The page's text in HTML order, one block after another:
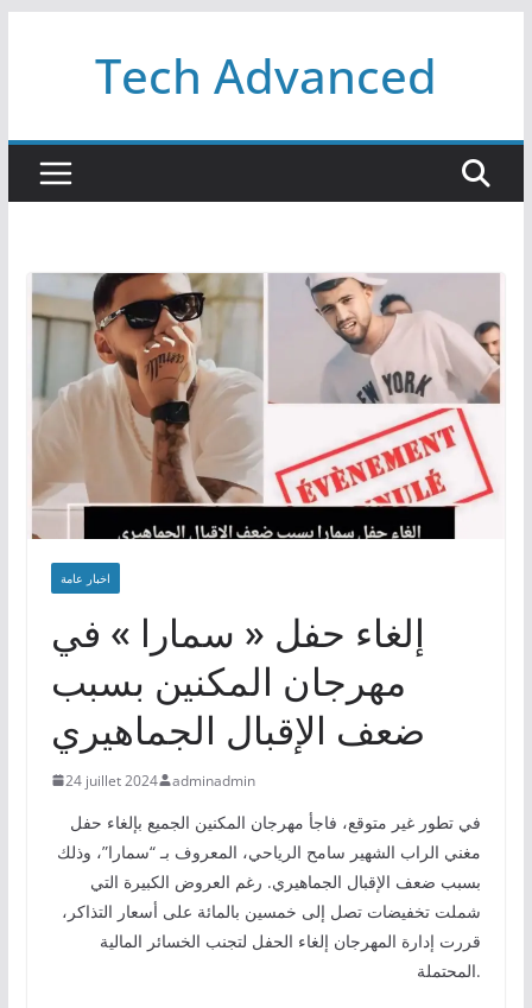
Tech Advanced
اخبار عامة
إلغاء حفل « سمارا » في
مهرجان المكنين بسبب
ضعف الإقبال الجماهيري
24 juillet 2024 adminadmin
في تطور غير متوقع، فاجأ مهرجان المكنين الجميع بإلغاء حفل
مغني الراب الشهير سامح الرياحي، المعروف بـ “سمارا”، وذلك
بسبب ضعف الإقبال الجماهيري. رغم العروض الكبيرة التي
شملت تخفيضات تصل إلى خمسين بالمائة على أسعار التذاكر،
قررت إدارة المهرجان إلغاء الحفل لتجنب الخسائر المالية
المحتملة.